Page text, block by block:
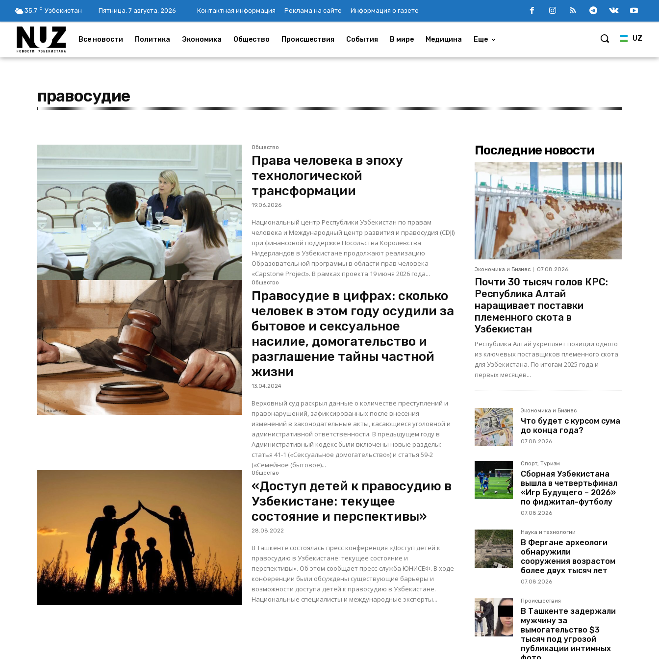
35.7 C Узбекистан Пятница, 7 августа, 2026 Контактная информация Реклама на сайте Информация о газете
UZ
Все новости Политика Экономика Общество Происшествия События В мире Медицина Еще
правосудие
Общество
Права человека в эпоху
технологической
трансформации
19.06.2026
Национальный центр Республики Узбекистан по правам
человека и Международный центр развития и правосудия (CDJI)
при финансовой поддержке Посольства Королевства
Нидерландов в Узбекистане продолжают реализацию
Образовательной программы в области прав человека
«Capstone Project». В рамках проекта 19 июня 2026 года...
Общество
Правосудие в цифрах: сколько
человек в этом году осудили за
бытовое и сексуальное
насилие, домогательство и
разглашение тайны частной
жизни
13.04.2024
Верховный суд раскрыл данные о количестве преступлений и
правонарушений, зафиксированных после внесения
изменений в законодательные акты, касающиеся уголовной и
административной ответственности. В предыдущем году в
Административный кодекс были включены новые разделы:
статья 41-1 («Сексуальное домогательство») и статья 59-2
(«Семейное (бытовое)...
Общество
«Доступ детей к правосудию в
Узбекистане: текущее
состояние и перспективы»
28.08.2022
В Ташкенте состоялась пресс конференция «Доступ детей к
правосудию в Узбекистане: текущее состояние и
перспективы». Об этом сообщает пресс-служба ЮНИСЕФ. В ходе
конференции были обсуждены существующие барьеры и
возможности доступа детей к правосудию в Узбекистане.
Национальные специалисты и международные эксперты...
Последние новости
Экономика и Бизнес 07.08.2026
Почти 30 тысяч голов КРС:
Республика Алтай
наращивает поставки
племенного скота в
Узбекистан
Республика Алтай укрепляет позиции одного
из ключевых поставщиков племенного скота
для Узбекистана. По итогам 2025 года и
первых месяцев...
Экономика и Бизнес
Что будет с курсом сума
до конца года?
07.08.2026
Спорт, Туризм
Сборная Узбекистана
вышла в четвертьфинал
«Игр Будущего – 2026»
по фиджитал-футболу
07.08.2026
Наука и технологии
В Фергане археологи
обнаружили
сооружения возрастом
более двух тысяч лет
07.08.2026
Происшествия
В Ташкенте задержали
мужчину за
вымогательство $3
тысяч под угрозой
публикации интимных